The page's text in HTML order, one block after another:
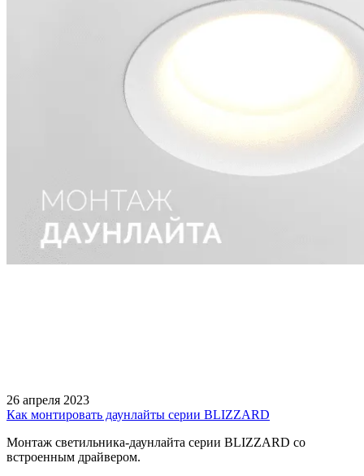
26 апреля 2023
Как монтировать даунлайты серии BLIZZARD
Монтаж светильника-даунлайта серии BLIZZARD со
встроенным драйвером.